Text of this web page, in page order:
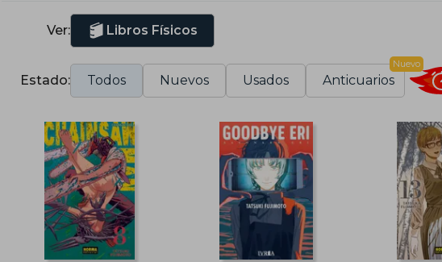
Ver: Libros Físicos
Estado: Todos Nuevos Usados Anticuarios
Nuevo